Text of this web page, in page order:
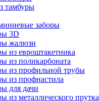
тамбуры
заборы
3D
жалюзи
из евроштакетника
из поликарбоната
из профильной трубы
из профнастила
для дачи
из металлического прутка